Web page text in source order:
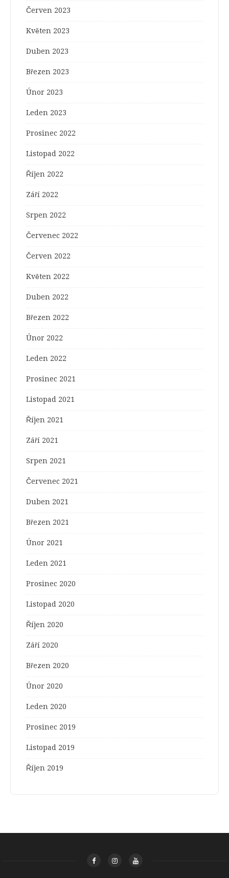
Červen 2023
Květen 2023
Duben 2023
Březen 2023
Únor 2023
Leden 2023
Prosinec 2022
Listopad 2022
Říjen 2022
Září 2022
Srpen 2022
Červenec 2022
Červen 2022
Květen 2022
Duben 2022
Březen 2022
Únor 2022
Leden 2022
Prosinec 2021
Listopad 2021
Říjen 2021
Září 2021
Srpen 2021
Červenec 2021
Duben 2021
Březen 2021
Únor 2021
Leden 2021
Prosinec 2020
Listopad 2020
Říjen 2020
Září 2020
Březen 2020
Únor 2020
Leden 2020
Prosinec 2019
Listopad 2019
Říjen 2019